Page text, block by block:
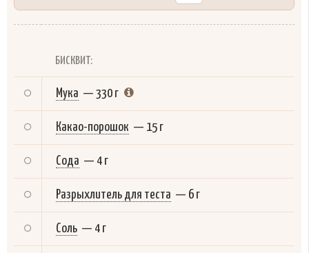
БИСКВИТ:
Мука — 330 г
Какао-порошок — 15 г
Сода — 4 г
Разрыхлитель для теста — 6 г
Соль — 4 г